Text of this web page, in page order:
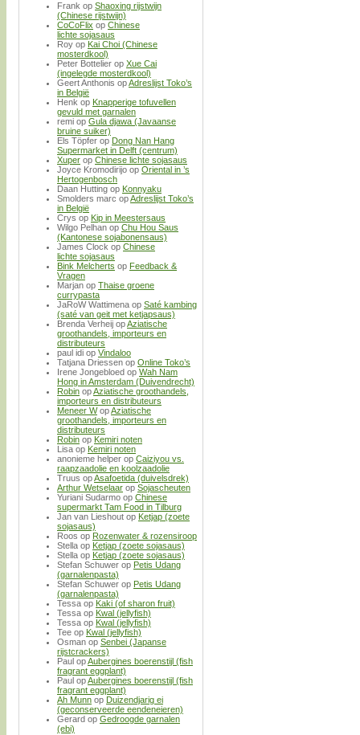
Frank op Shaoxing rijstwijn
(Chinese rijstwijn)
CoCoFlix op Chinese
lichte sojasaus
Roy op Kai Choi (Chinese
mosterdkool)
Peter Bottelier op Xue Cai
(ingelegde mosterdkool)
Geert Anthonis opAdreslijst Toko’s
in België
Henk op Knapperige tofuvellen
gevuld met garnalen
remi op Gula djawa (Javaanse
bruine suiker)
Els Töpfer op Dong Nan Hang
Supermarket in Delft (centrum)
Xuper op Chinese lichte sojasaus
Joyce Kromodirijo op Oriental in ’s
Hertogenbosch
Daan Hutting op Konnyaku
Smolders marc opAdreslijst Toko’s
in België
Crys op Kip in Meestersaus
Wilgo Pelhan op Chu Hou Saus
(Kantonese sojabonensaus)
James Clock op Chinese
lichte sojasaus
Bink Melcherts op Feedback &
Vragen
Marjan op Thaise groene
currypasta
JaRoW Wattimena op Saté kambing
(saté van geit met ketjapsaus)
Brenda Verheij opAziatische
groothandels, importeurs en
distributeurs
paul idi op Vindaloo
Tatjana Driessen op Online Toko’s
Irene Jongebloed op Wah Nam
Hong in Amsterdam (Duivendrecht)
Robin opAziatische groothandels,
importeurs en distributeurs
Meneer WopAziatische
groothandels, importeurs en
distributeurs
Robin op Kemiri noten
Lisa op Kemiri noten
anonieme helper op Caiziyou vs.
raapzaadolie en koolzaadolie
Truus opAsafoetida (duivelsdrek)
Arthur Wetselaar op Sojascheuten
Yuriani Sudarmo op Chinese
supermarkt Tam Food in Tilburg
Jan van Lieshout op Ketjap (zoete
sojasaus)
Roos op Rozenwater & rozensiroop
Stella op Ketjap (zoete sojasaus)
Stella op Ketjap (zoete sojasaus)
Stefan Schuwer op Petis Udang
(garnalenpasta)
Stefan Schuwer op Petis Udang
(garnalenpasta)
Tessa op Kaki (of sharon fruit)
Tessa op Kwal (jellyfish)
Tessa op Kwal (jellyfish)
Tee op Kwal (jellyfish)
Osman op Senbei (Japanse
rijstcrackers)
Paul opAubergines boerenstijl (fish
fragrant eggplant)
Paul opAubergines boerenstijl (fish
fragrant eggplant)
Ah Munn op Duizendjarig ei
(geconserveerde eendeneieren)
Gerard op Gedroogde garnalen
(ebi)